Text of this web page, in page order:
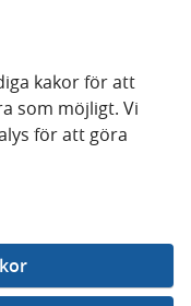
kakor för att
som möjligt. Vi
för att göra